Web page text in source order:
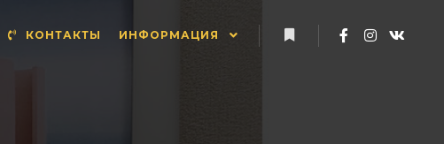
КОНТАКТЫ
ИНФОРМАЦИЯ